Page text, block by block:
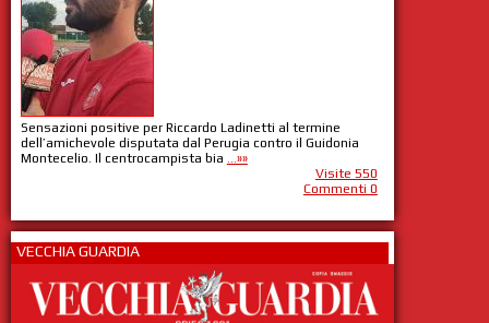
Sensazioni positive per Riccardo Ladinetti al termine
dell’amichevole disputata dal Perugia contro il Guidonia
Montecelio. Il centrocampista bia ...»»
Visite 550
Commenti 0
VECCHIA GUARDIA